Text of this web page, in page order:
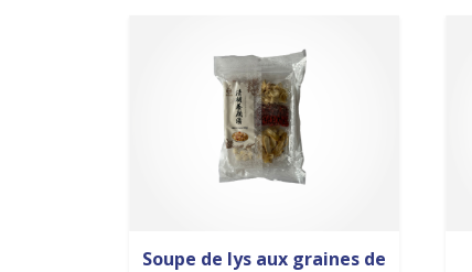
Soupe de lys aux graines de